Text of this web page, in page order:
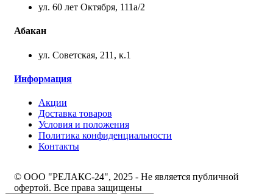
ул. 60 лет Октября, 111а/2
Абакан
ул. Советская, 211, к.1
Информация
Акции
Доставка товаров
Условия и положения
Политика конфиденциальности
Контакты
© ООО "РЕЛАКС-24", 2025 - Не является публичной
офертой. Все права защищены